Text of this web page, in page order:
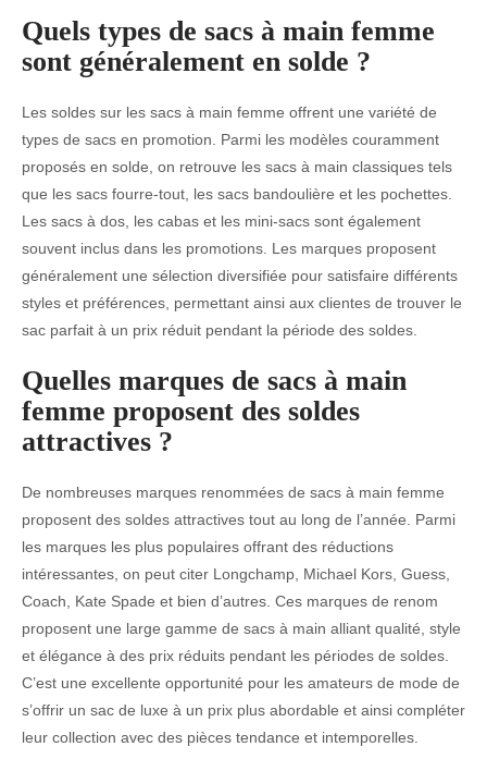
Quels types de sacs à main femme
sont généralement en solde ?
Les soldes sur les sacs à main femme offrent une variété de
types de sacs en promotion. Parmi les modèles couramment
proposés en solde, on retrouve les sacs à main classiques tels
que les sacs fourre-tout, les sacs bandoulière et les pochettes.
Les sacs à dos, les cabas et les mini-sacs sont également
souvent inclus dans les promotions. Les marques proposent
généralement une sélection diversifiée pour satisfaire différents
styles et préférences, permettant ainsi aux clientes de trouver le
sac parfait à un prix réduit pendant la période des soldes.
Quelles marques de sacs à main
femme proposent des soldes
attractives ?
De nombreuses marques renommées de sacs à main femme
proposent des soldes attractives tout au long de l’année. Parmi
les marques les plus populaires offrant des réductions
intéressantes, on peut citer Longchamp, Michael Kors, Guess,
Coach, Kate Spade et bien d’autres. Ces marques de renom
proposent une large gamme de sacs à main alliant qualité, style
et élégance à des prix réduits pendant les périodes de soldes.
C’est une excellente opportunité pour les amateurs de mode de
s’offrir un sac de luxe à un prix plus abordable et ainsi compléter
leur collection avec des pièces tendance et intemporelles.